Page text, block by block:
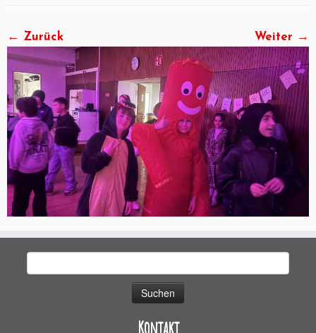
← Zurück Weiter →
Kontakt